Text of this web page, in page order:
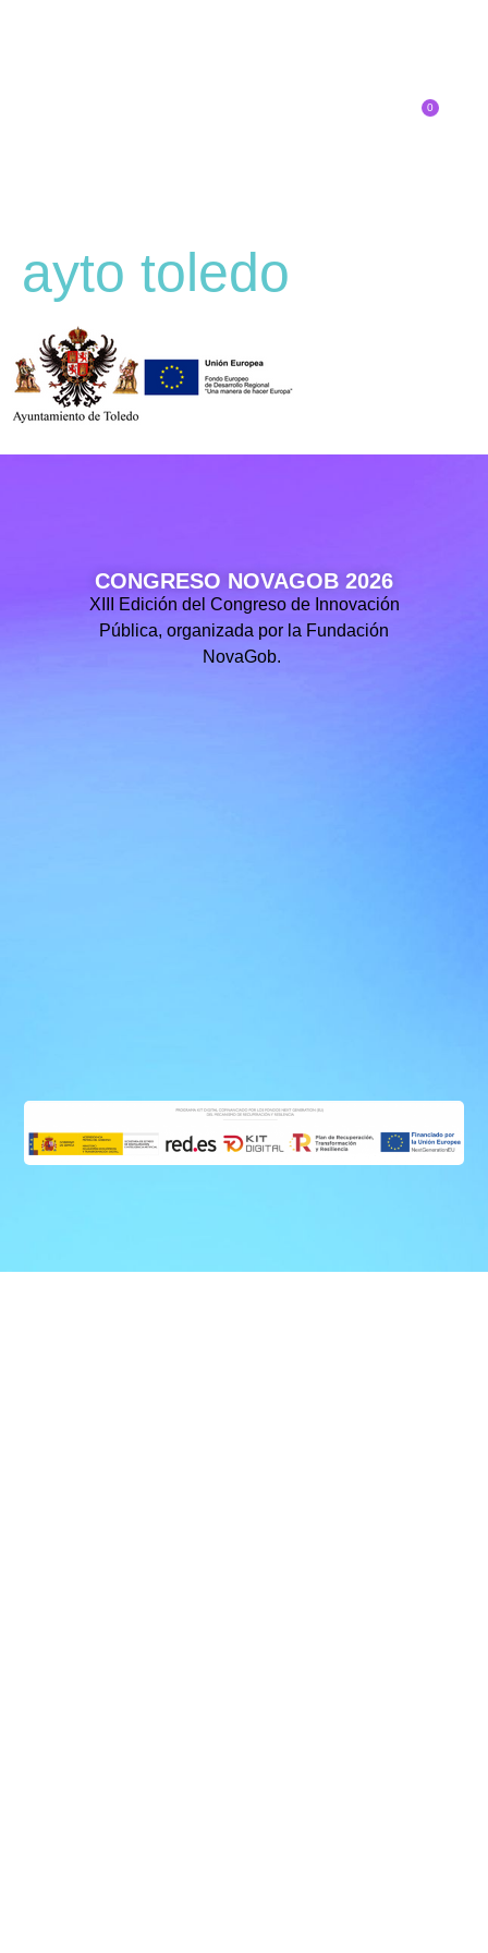
0
ayto toledo
CONGRESO NOVAGOB 2026
XIII Edición del Congreso de Innovación
Pública, organizada por la Fundación
NovaGob.